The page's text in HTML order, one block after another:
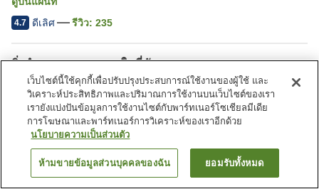
4.7 ดีเลิศ รีวิว: 235
สิ่งอำนวยความสะดวกในที่พัก
ที่จอดรถ
หน้าแรก ญี่ปุ่น ฟุกุชิมะ
นครนิฮมมัตสึ
Dake Onsen Adatara no Yado Oogi-ya
ค้นหาห้องพัก
เว็บไซต์นี้ใช้คุกกี้เพื่อปรับปรุงประสบการณ์ใช้งานของผู้ใช้ และ
วิเคราะห์ประสิทธิภาพและปริมาณการใช้งานบนเว็บไซต์ของเรา
เรายังแบ่งปันข้อมูลการใช้งานไซต์กับพาร์ทเนอร์โซเชียลมีเดีย
การโฆษณาและพาร์ทเนอร์การวิเคราะห์ของเราอีกด้วย
นโยบายความเป็นส่วนตัว
ห้ามขายข้อมูลส่วนบุคคลของฉัน ยอมรับทั้งหมด